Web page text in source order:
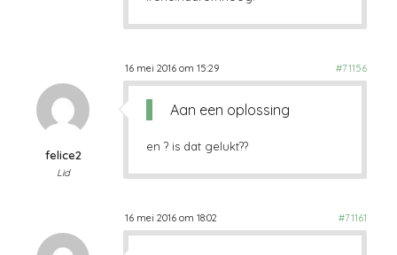
16 mei 2016 om 15:29 #71156
felice2
Lid
Aan een oplossing
en ? is dat gelukt??
16 mei 2016 om 18:02 #71161